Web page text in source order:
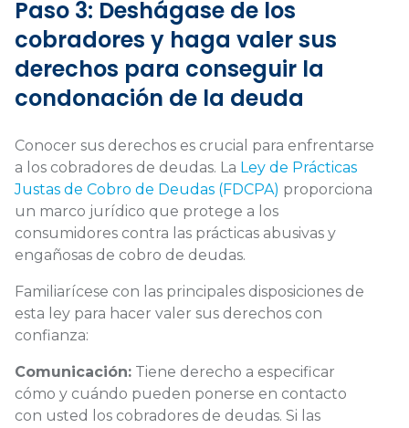
Paso 3: Deshágase de los
cobradores y haga valer sus
derechos para conseguir la
condonación de la deuda
Conocer sus derechos es crucial para enfrentarse
a los cobradores de deudas. La Ley de Prácticas
Justas de Cobro de Deudas (FDCPA) proporciona
un marco jurídico que protege a los
consumidores contra las prácticas abusivas y
engañosas de cobro de deudas.
Familiarícese con las principales disposiciones de
esta ley para hacer valer sus derechos con
confianza:
Comunicación: Tiene derecho a especificar
cómo y cuándo pueden ponerse en contacto
con usted los cobradores de deudas. Si las